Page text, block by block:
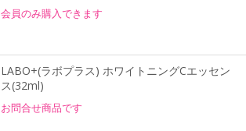
会員のみ購入できます
LABO+(ラボプラス) ホワイトニングCエッセン
ス(32ml)
お問合せ商品です